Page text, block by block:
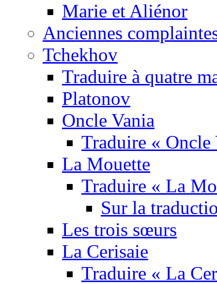
Marie et Aliénor
Anciennes
Tchekhov
Traduire à quatre
Platonov
Oncle Vania
Traduire « Oncle
La Mouette
Traduire « La
Sur la
Les trois sœurs
La Cerisaie
Traduire « La